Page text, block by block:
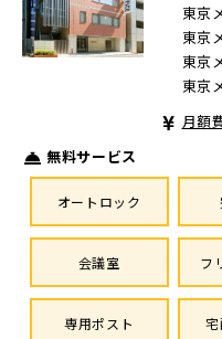
東京
東京
東京
東京
月額
無料サービス
オートロック
会議室 フ
専用ポスト 宅